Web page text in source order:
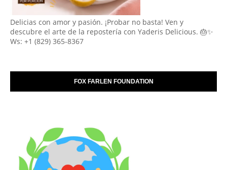
Delicias con amor y pasión. ¡Probar no basta! Ven y
descubre el arte de la repostería con Yaderis Delicious. 🎂✨
Ws: +1 (829) 365-8367
FOX FARLEN FOUNDATION